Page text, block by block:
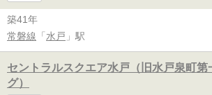
築41年
常磐線 「 水戸 」駅
セントラルスクエア水戸（旧水戸泉町第
グ）